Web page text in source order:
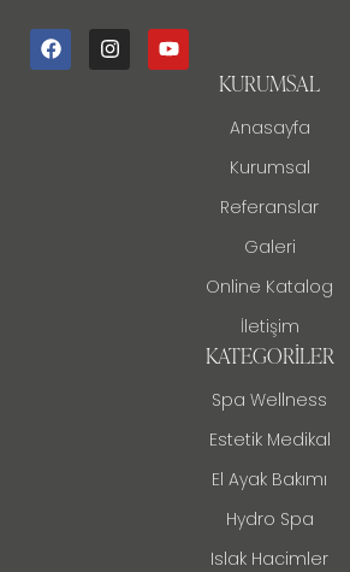
KURUMSAL
Anasayfa
Kurumsal
Referanslar
Galeri
Online Katalog
İletişim
KATEGORILER
Spa Wellness
Estetik Medikal
El Ayak Bakımı
Hydro Spa
Islak Hacimler